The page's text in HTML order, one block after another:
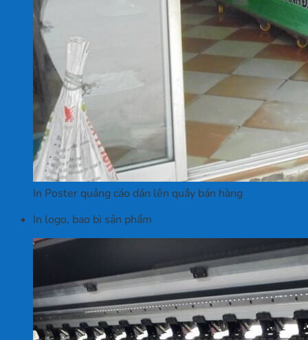
In Poster quảng cáo dán lên quầy bán hàng
In logo, bao bì sản phẩm